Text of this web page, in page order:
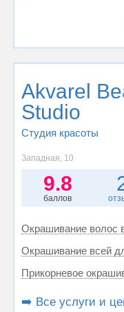
Akvarel
Studio
Студия красоты
Западная, 10
9.8
баллов
Окрашивание волос
Окрашивание всей
Прикорневое
➡️ Все услуги и